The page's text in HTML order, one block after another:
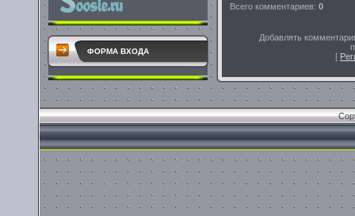
ФОРМА ВХОДА
Всего комментариев: 0
Добавлять
[